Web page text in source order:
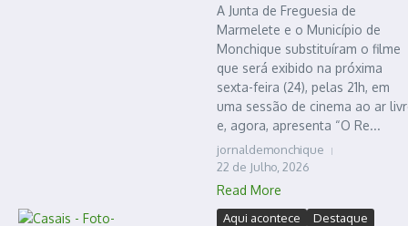
A Junta de Freguesia de
Marmelete e o Município de
Monchique substituíram o filme
que será exibido na próxima
sexta-feira (24), pelas 21h, em
uma sessão de cinema ao ar
e, agora, apresenta “O Re...
jornaldemonchique
22 de Julho, 2026
Read More
Aqui acontece
Destaque